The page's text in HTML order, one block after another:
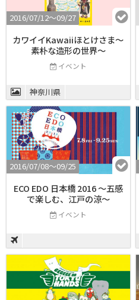
2016/07/12〜09/27
カワイイKawaiiほとけさま～
素朴な造形の世界～
イベント
神奈川県
2016/07/08〜09/25
ECO EDO 日本橋 2016 ～五感
で楽しむ、江戸の涼～
イベント